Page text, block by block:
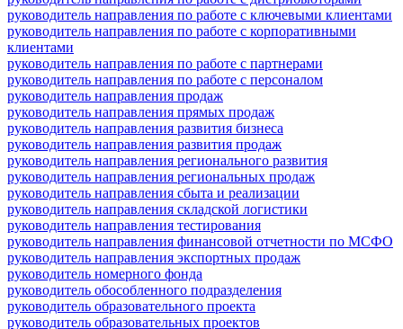
руководитель направления по работе с ключевыми клиентами
руководитель направления по работе с корпоративными
клиентами
руководитель направления по работе с партнерами
руководитель направления по работе с персоналом
руководитель направления продаж
руководитель направления прямых продаж
руководитель направления развития бизнеса
руководитель направления развития продаж
руководитель направления регионального развития
руководитель направления региональных продаж
руководитель направления сбыта и реализации
руководитель направления складской логистики
руководитель направления тестирования
руководитель направления финансовой отчетности по МСФО
руководитель направления экспортных продаж
руководитель номерного фонда
руководитель обособленного подразделения
руководитель образовательного проекта
руководитель образовательных проектов